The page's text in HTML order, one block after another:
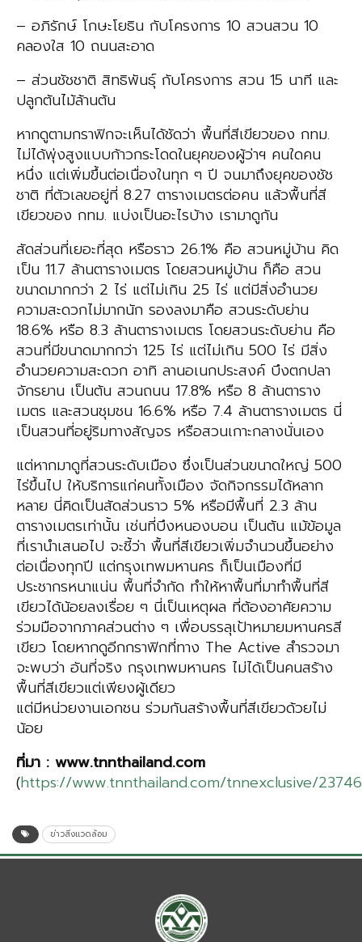
– อภิรักษ์ โกษะโยธิน กับโครงการ 10 สวนสวน 10
คลองใส 10 ถนนสะอาด
– ส่วนชัชชาติ สิทธิพันธุ์ กับโครงการ สวน 15 นาที และ
ปลูกต้นไม้ล้านต้น
หากดูตามกราฟิกจะเห็นได้ชัดว่า พื้นที่สีเขียวของ กทม.
ไม่ได้พุ่งสูงแบบก้าวกระโดดในยุคของผู้ว่าฯ คนใดคน
หนึ่ง แต่เพิ่มขึ้นต่อเนื่องในทุก ๆ ปี จนมาถึงยุคของชัช
ชาติ ที่ตัวเลขอยู่ที่ 8.27 ตารางเมตรต่อคน แล้วพื้นที่สี
เขียวของ กทม. แบ่งเป็นอะไรบ้าง เรามาดูกัน
สัดส่วนที่เยอะที่สุด หรือราว 26.1% คือ สวนหมู่บ้าน คิด
เป็น 11.7 ล้านตารางเมตร โดยสวนหมู่บ้าน ก็คือ สวน
ขนาดมากกว่า 2 ไร่ แต่ไม่เกิน 25 ไร่ แต่มีสิ่งอำนวย
ความสะดวกไม่มากนัก รองลงมาคือ สวนระดับย่าน
18.6% หรือ 8.3 ล้านตารางเมตร โดยสวนระดับย่าน คือ
สวนที่มีขนาดมากกว่า 125 ไร่ แต่ไม่เกิน 500 ไร่ มีสิ่ง
อำนวยความสะดวก อาทิ ลานอเนกประสงค์ บึงตกปลา
จักรยาน เป็นต้น สวนถนน 17.8% หรือ 8 ล้านตาราง
เมตร และสวนชุมชน 16.6% หรือ 7.4 ล้านตารางเมตร นี่
เป็นสวนที่อยู่ริมทางสัญจร หรือสวนเกาะกลางนั่นเอง
แต่หากมาดูที่สวนระดับเมือง ซึ่งเป็นส่วนขนาดใหญ่ 500
ไร่ขึ้นไป ให้บริการแก่คนทั้งเมือง จัดกิจกรรมได้หลาก
หลาย นี่คิดเป็นสัดส่วนราว 5% หรือมีพื้นที่ 2.3 ล้าน
ตารางเมตรเท่านั้น เช่นที่บึงหนองบอน เป็นต้น แม้ข้อมูล
ที่เรานำเสนอไป จะชี้ว่า พื้นที่สีเขียวเพิ่มจำนวนขึ้นอย่าง
ต่อเนื่องทุกปี แต่กรุงเทพมหานคร ก็เป็นเมืองที่มี
ประชากรหนาแน่น พื้นที่จำกัด ทำให้หาพื้นที่มาทำพื้นที่สี
เขียวได้น้อยลงเรื่อย ๆ นี่เป็นเหตุผล ที่ต้องอาศัยความ
ร่วมมือจากภาคส่วนต่าง ๆ เพื่อบรรลุเป้าหมายมหานครสี
เขียว โดยหากดูอีกกราฟิกที่ทาง The Active สำรวจมา
จะพบว่า อันที่จริง กรุงเทพมหานคร ไม่ได้เป็นคนสร้าง
พื้นที่สีเขียวแต่เพียงผู้เดียว
แต่มีหน่วยงานเอกชน ร่วมกันสร้างพื้นที่สีเขียวด้วยไม่
น้อย
ที่มา : www.tnnthailand.com
(https://www.tnnthailand.com/tnnexclusive/
ข่าวสิ่งแวดล้อม